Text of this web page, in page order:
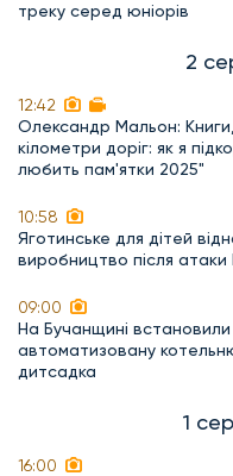
треку серед юніорів
2
12:42
Олександр Мальон:
кілометри доріг: як я
любить пам'ятки 2025"
10:58
Яготинське для дітей
виробництво після
09:00
На Бучанщині
автоматизовану
дитсадка
1
16:00